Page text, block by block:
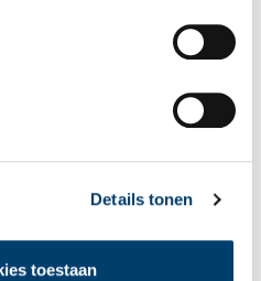
Details tonen
toestaan
met *. Het e-mailadres wordt niet